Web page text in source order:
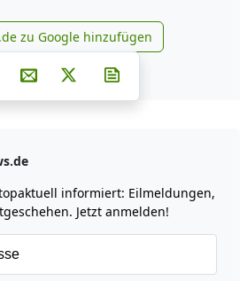
news.de zu Google
zu Google hinzufügen
Teilen auf Facebook
Teilen auf Whatsapp
Teilen auf Telegram
auf Pinterest
Per E-Mail teilen
Post auf X
informiert: Eilmeldungen,
Jetzt anmelden!